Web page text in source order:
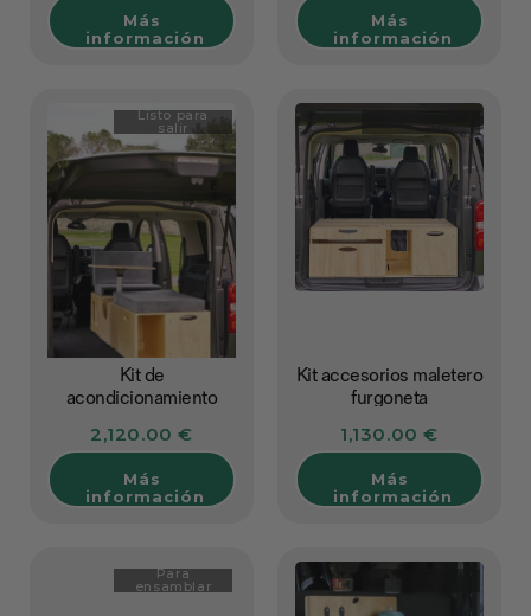
Más
información
Más
información
Listo para
salir
Kit de
acondicionamiento
2,120.00 €
Más
información
Kit accesorios maletero
furgoneta
1,130.00 €
Más
información
Para
ensamblar